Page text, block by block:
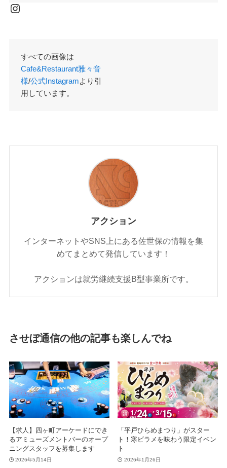
Instagram
すべての画像は
Cafe&Restaurant雅々音
様/公式Instagramより引
用しています。
アクション
インターネットやSNS上にある佐世保の情報を集
めてまとめて発信しています！
アクションは就労継続支援B型事業所です。
させぼ通信の他の記事も楽しんでね
【求人】四ヶ町アーケードにでき
るアミューズメントバーのオープ
ニングスタッフを募集します
2026年5月14日
「平戸ひらめまつり」がスター
ト！寒ビラメを味わう限定イベン
ト
2026年1月26日